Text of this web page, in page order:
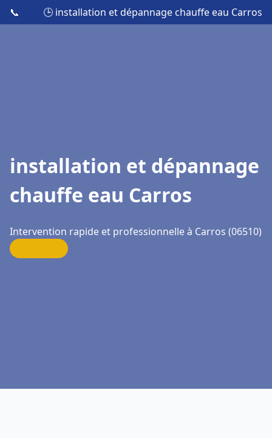
📞 🕒 installation et dépannage chauffe eau Carros
installation et dépannage
chauffe eau Carros
Intervention rapide et professionnelle à Carros (06510)